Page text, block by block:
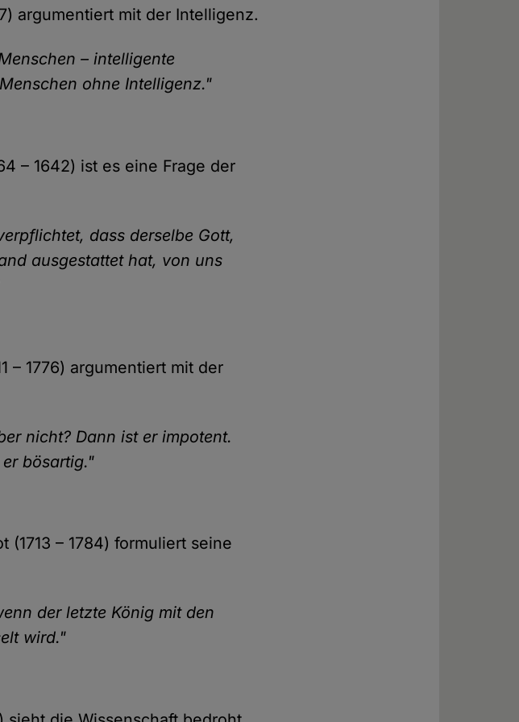
argumentiert mit der Intelligenz.
– intelligente
ohne Intelligenz."
– 1642) ist es eine Frage der
dass derselbe Gott,
ausgestattet hat, von uns
– 1776) argumentiert mit der
nicht? Dann ist er impotent.
bösartig."
– 1784) formuliert seine
der letzte König mit den
wird."